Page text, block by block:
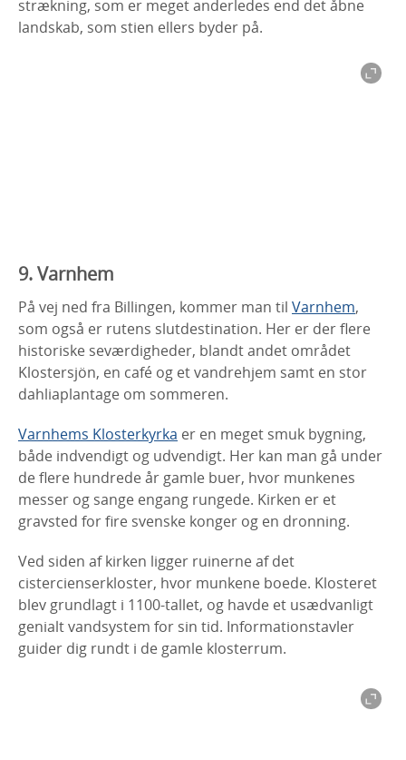
strækning, som er meget anderledes end det åbne
landskab, som stien ellers byder på.
9. Varnhem
På vej ned fra Billingen, kommer man til Varnhem,
som også er rutens slutdestination. Her er der flere
historiske seværdigheder, blandt andet området
Klostersjön, en café og et vandrehjem samt en stor
dahliaplantage om sommeren.
Varnhems Klosterkyrka er en meget smuk bygning,
både indvendigt og udvendigt. Her kan man gå under
de flere hundrede år gamle buer, hvor munkenes
messer og sange engang rungede. Kirken er et
gravsted for fire svenske konger og en dronning.
Ved siden af kirken ligger ruinerne af det
cistercienserkloster, hvor munkene boede. Klosteret
blev grundlagt i 1100-tallet, og havde et usædvanligt
genialt vandsystem for sin tid. Informationstavler
guider dig rundt i de gamle klosterrum.